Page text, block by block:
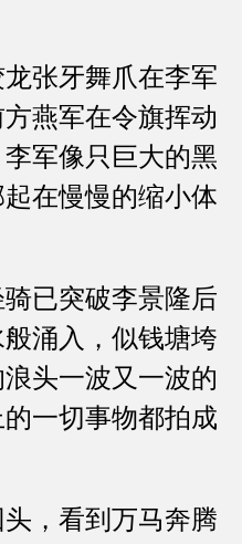
张牙舞爪在李军
燕军在令旗挥动
军像只巨大的黑
在慢慢的缩小体
已突破李景隆后
涌入，似钱塘垮
头一波又一波的
一切事物都拍成
，看到万马奔腾